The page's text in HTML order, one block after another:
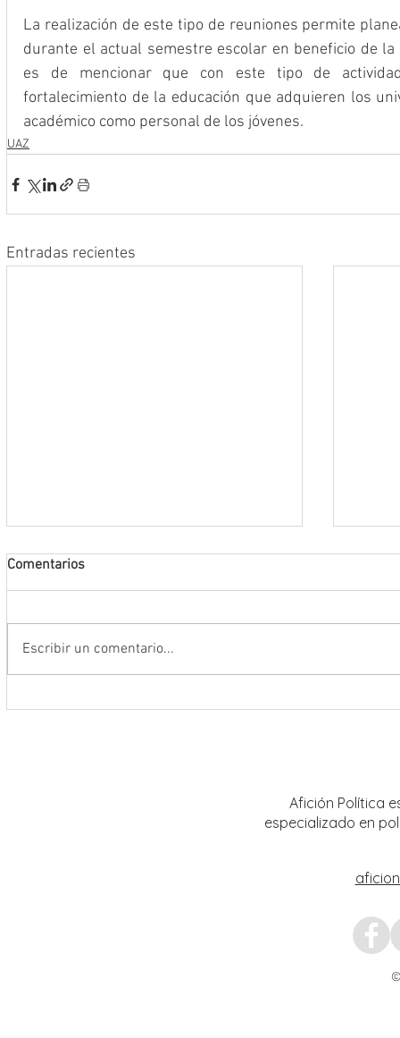
La realización de este tipo de reuniones permite
durante el actual semestre escolar en beneficio de
es de mencionar que con este tipo de
fortalecimiento de la educación que adquieren los
académico como personal de los jóvenes.
UAZ
Entradas recientes
Comentarios
Escribir un comentario...
Afición Política
especializado en